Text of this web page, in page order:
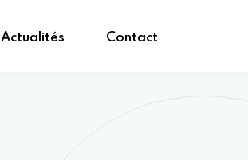
Actualités Contact